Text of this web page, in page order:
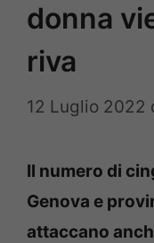
donna
riva
12 Luglio 2022
Il numero di
Genova e
attaccano